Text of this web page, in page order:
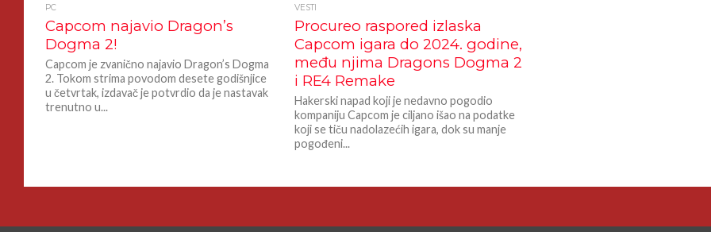
PC
Capcom najavio Dragon’s
Dogma 2!
Capcom je zvanično najavio Dragon’s Dogma
2. Tokom strima povodom desete godišnjice
u četvrtak, izdavač je potvrdio da je nastavak
trenutno u...
VESTI
Procureo raspored izlaska
Capcom igara do 2024. godine,
među njima Dragons Dogma 2
i RE4 Remake
Hakerski napad koji je nedavno pogodio
kompaniju Capcom je ciljano išao na podatke
koji se tiču nadolazećih igara, dok su manje
pogođeni...